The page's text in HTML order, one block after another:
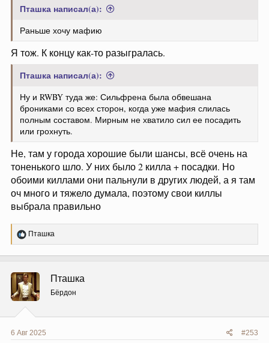
Пташка написал(а):
Раньше хочу мафию
Я тож. К концу как-то разыгралась.
Пташка написал(а):
Ну и RWBY туда же: Сильфрена была обвешана
брониками со всех сторон, когда уже мафия слилась
полным составом. Мирным не хватило сил ее посадить
или грохнуть.
Не, там у города хорошие были шансы, всё очень на
тоненького шло. У них было 2 килла + посадки. Но
обоими киллами они пальнули в других людей, а я там
оч много и тяжело думала, поэтому свои киллы
выбрала правильно
Р
е
ц
и
и
:
Пташка
Пташка
Бёрдон
6 Авг 2025 #253